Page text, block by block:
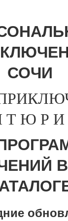
СОЧИ
Т Ю Р И